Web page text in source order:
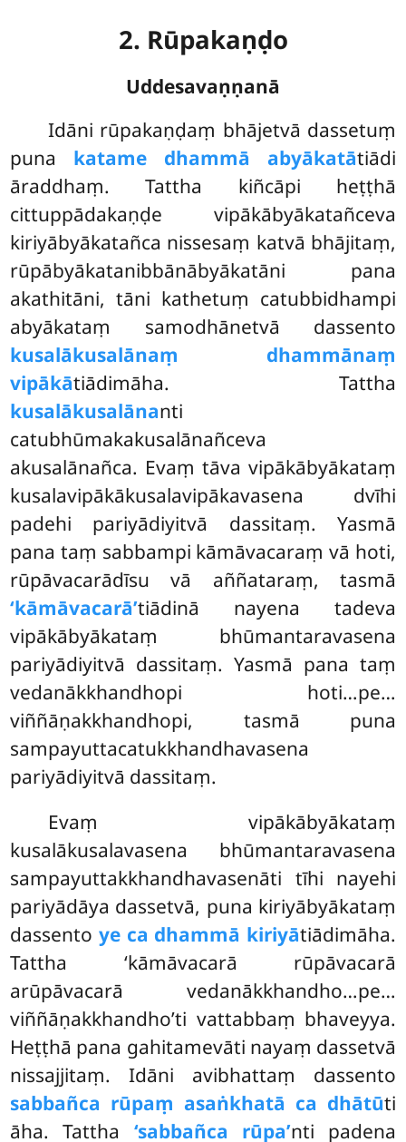
2. Rūpakaṇḍo
Uddesavaṇṇanā
Idāni rūpakaṇḍaṃ bhājetvā dassetuṃ
puna katame dhammā abyākatātiādi
āraddhaṃ. Tattha kiñcāpi heṭṭhā
cittuppādakaṇḍe vipākābyākatañceva
kiriyābyākatañca nissesaṃ katvā bhājitaṃ,
rūpābyākatanibbānābyākatāni pana
akathitāni, tāni kathetuṃ catubbidhampi
abyākataṃ samodhānetvā dassento
kusalākusalānaṃ dhammānaṃ
vipākātiādimāha. Tattha
kusalākusalānanti
catubhūmakakusalānañceva
akusalānañca. Evaṃ tāva vipākābyākataṃ
kusalavipākākusalavipākavasena dvīhi
padehi pariyādiyitvā dassitaṃ. Yasmā
pana taṃ sabbampi kāmāvacaraṃ vā hoti,
rūpāvacarādīsu vā aññataraṃ, tasmā
‘kāmāvacarā’tiādinā nayena tadeva
vipākābyākataṃ bhūmantaravasena
pariyādiyitvā dassitaṃ. Yasmā pana taṃ
vedanākkhandhopi hoti…pe…
viññāṇakkhandhopi, tasmā puna
sampayuttacatukkhandhavasena
pariyādiyitvā dassitaṃ.
Evaṃ vipākābyākataṃ
kusalākusalavasena bhūmantaravasena
sampayuttakkhandhavasenāti tīhi nayehi
pariyādāya dassetvā, puna kiriyābyākataṃ
dassento ye ca dhammā kiriyātiādimāha.
Tattha ‘kāmāvacarā rūpāvacarā
arūpāvacarā vedanākkhandho…pe…
viññāṇakkhandho’ti vattabbaṃ bhaveyya.
Heṭṭhā pana gahitamevāti nayaṃ dassetvā
nissajjitaṃ. Idāni avibhattaṃ dassento
sabbañca rūpaṃ asaṅkhatā ca dhātūti
āha. Tattha ‘sabbañca rūpa’nti padena